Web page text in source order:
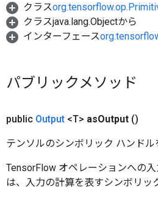
クラス
クラスjava.lang.Objectから
インターフェース
パブリックメソッド
public Output <T> asOutput ()
テンソルのシンボリック ハンドル
TensorFlow オペレーションへの
は、入力の計算を表すシンボリッ